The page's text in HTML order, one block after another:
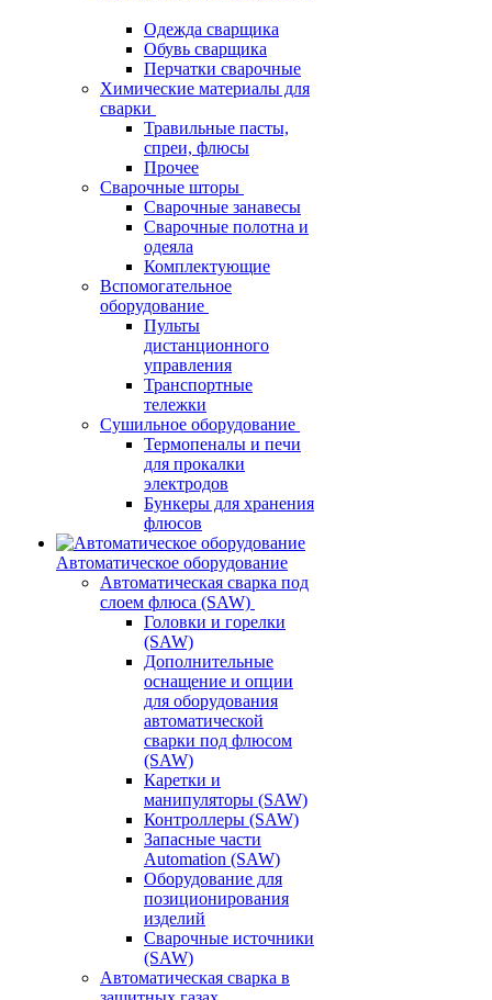
Одежда сварщика
Обувь сварщика
Перчатки сварочные
Химические материалы для
сварки
Травильные пасты,
спреи, флюсы
Прочее
Сварочные шторы
Сварочные занавесы
Сварочные полотна и
одеяла
Комплектующие
Вспомогательное
оборудование
Пульты
дистанционного
управления
Транспортные
тележки
Сушильное оборудование
Термопеналы и печи
для прокалки
электродов
Бункеры для хранения
флюсов
Автоматическое оборудование
Автоматическая сварка под
слоем флюса (SAW)
Головки и горелки
(SAW)
Дополнительные
оснащение и опции
для оборудования
автоматической
сварки под флюсом
(SAW)
Каретки и
манипуляторы (SAW)
Контроллеры (SAW)
Запасные части
Automation (SAW)
Оборудование для
позиционирования
изделий
Сварочные источники
(SAW)
Автоматическая сварка в